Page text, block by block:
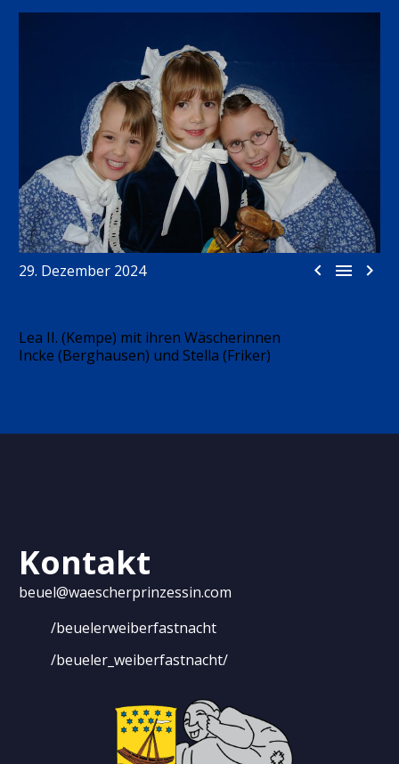
  
29. Dezember 2024
Lea II. (Kempe) mit ihren Wäscherinnen
Incke (Berghausen) und Stella (Friker)
Kontakt
beuel@waescherprinzessin.com
/beuelerweiberfastnacht
/beueler_weiberfastnacht/